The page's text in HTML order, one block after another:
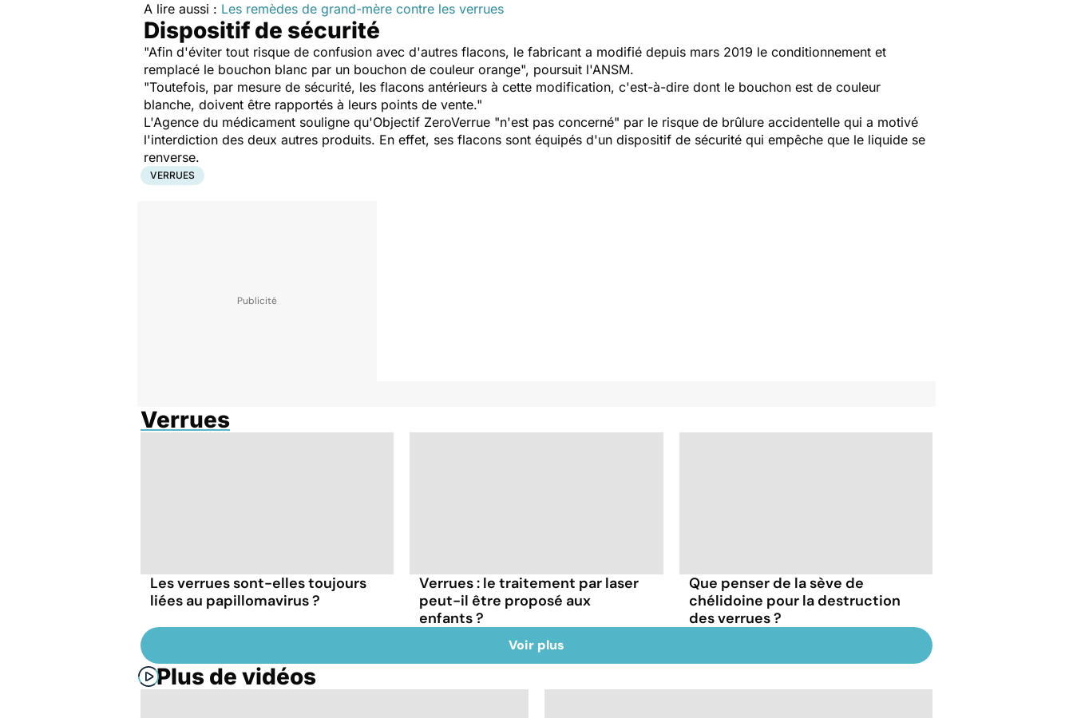
A lire aussi : Les remèdes de grand-mère contre les verrues
Dispositif de sécurité
"Afin d'éviter tout risque de confusion avec d'autres flacons, le fabricant a modifié depuis mars 2019 le conditionnement et
remplacé le bouchon blanc par un bouchon de couleur orange", poursuit l'ANSM.
"Toutefois, par mesure de sécurité, les flacons antérieurs à cette modification, c'est-à-dire dont le bouchon est de couleur
blanche, doivent être rapportés à leurs points de vente."
L'Agence du médicament souligne qu'Objectif ZeroVerrue "n'est pas concerné" par le risque de brûlure accidentelle qui a motivé
l'interdiction des deux autres produits. En effet, ses flacons sont équipés d'un dispositif de sécurité qui empêche que le liquide se
renverse.
VERRUES
Verrues
Les verrues sont-elles toujours
liées au papillomavirus ?
Verrues : le traitement par laser
peut-il être proposé aux
enfants ?
Que penser de la sève de
chélidoine pour la destruction
des verrues ?
Voir plus
Plus de vidéos